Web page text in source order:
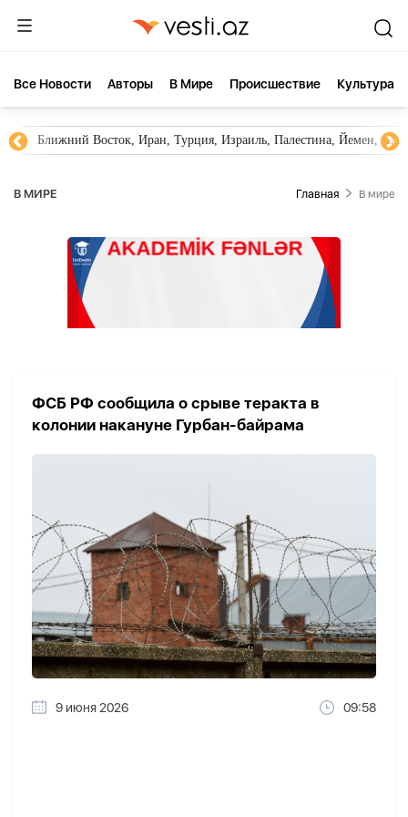
Все Новости Aвторы В Мире Происшествие Культура
Ближний Восток, Иран, Турция, Израиль, Палестина, Йемен,
В МИРЕ Главная В мире
ФСБ РФ сообщила о срыве теракта в
колонии накануне Гурбан-байрама
9 июня 2026 09:58